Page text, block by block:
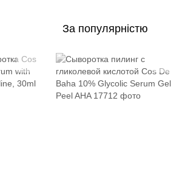
За популярністю